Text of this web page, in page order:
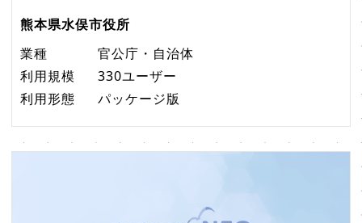
熊本県水俣市役所
業種
官公庁・自治体
利用規模
330ユーザー
利用形態
パッケージ版